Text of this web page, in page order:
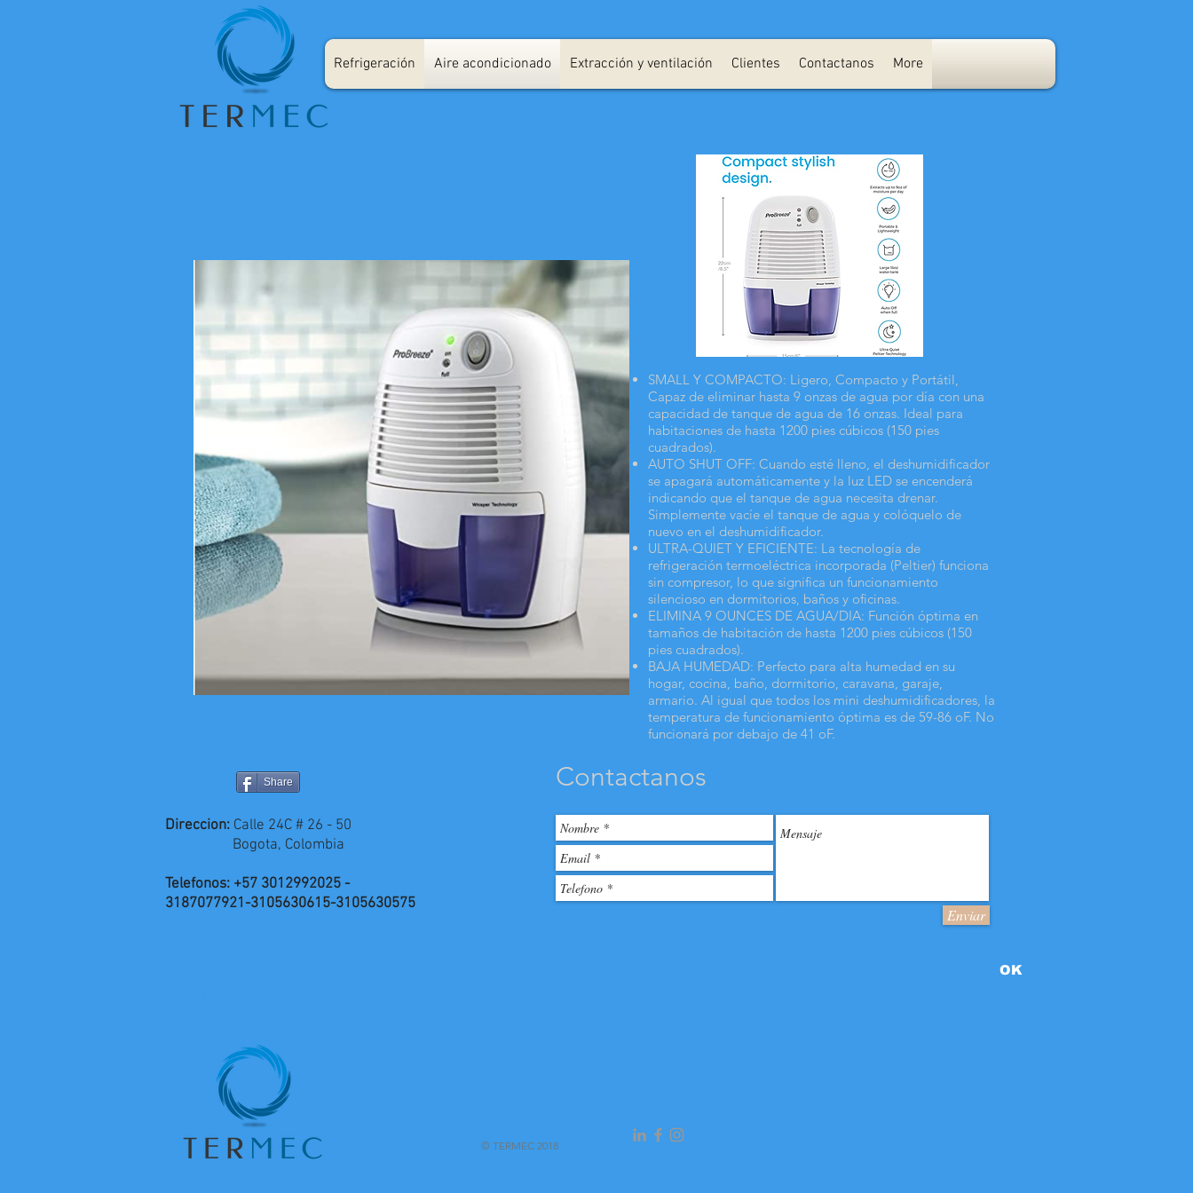
Refrigeración Aire acondicionado Extracción y ventilación Clientes Contactanos More
SMALL Y COMPACTO: Ligero, Compacto y Portátil,
Capaz de eliminar hasta 9 onzas de agua por día con una
capacidad de tanque de agua de 16 onzas. Ideal para
habitaciones de hasta 1200 pies cúbicos (150 pies
cuadrados).
AUTO SHUT OFF: Cuando esté lleno, el deshumidificador
se apagará automáticamente y la luz LED se encenderá
indicando que el tanque de agua necesita drenar.
Simplemente vacíe el tanque de agua y colóquelo de
nuevo en el deshumidificador.
ULTRA-QUIET Y EFICIENTE: La tecnología de
refrigeración termoeléctrica incorporada (Peltier) funciona
sin compresor, lo que significa un funcionamiento
silencioso en dormitorios, baños y oficinas.
ELIMINA 9 OUNCES DE AGUA/DIA: Función óptima en
tamaños de habitación de hasta 1200 pies cúbicos (150
pies cuadrados).
BAJA HUMEDAD: Perfecto para alta humedad en su
hogar, cocina, baño, dormitorio, caravana, garaje,
armario. Al igual que todos los mini deshumidificadores, la
temperatura de funcionamiento óptima es de 59-86 oF. No
funcionará por debajo de 41 oF.
Share
Direccion: Calle 24C # 26 - 50
Bogota, Colombia
Telefonos: +57 3012992025 -
3187077921-3105630615-3105630575
Contactanos
Enviar
© TERMEC 2018
OK